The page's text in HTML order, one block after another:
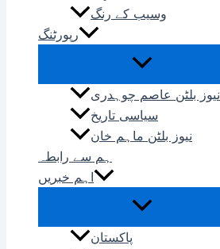
وسیب کے رنگ
رپورٹنگ
نیوز بلٹن عاصم چوہدری
سیاسی تاریخ
نیوز بلٹن ماہم خان
ہم سے رابطہ
اہم خبریں
پاکستان